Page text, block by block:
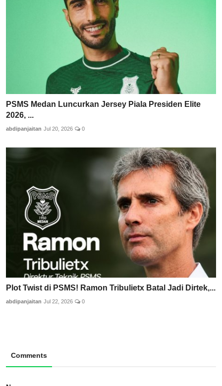
PSMS Medan Luncurkan Jersey Piala Presiden Elite
2026, ...
abdipanjaitan Jul 20, 2026 0
Plot Twist di PSMS! Ramon Tribulietx Batal Jadi Dirtek,...
abdipanjaitan Jul 22, 2026 0
Comments